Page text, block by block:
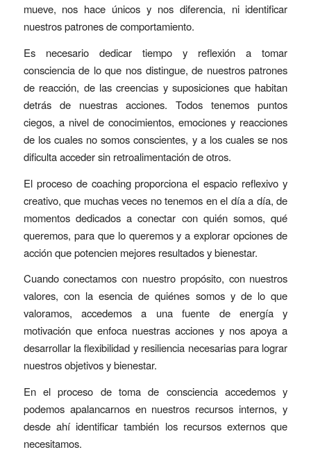
mueve, nos hace únicos y nos diferencia, ni identificar
nuestros patrones de comportamiento.
Es necesario dedicar tiempo y reflexión a tomar
consciencia de lo que nos distingue, de nuestros patrones
de reacción, de las creencias y suposiciones que habitan
detrás de nuestras acciones. Todos tenemos puntos
ciegos, a nivel de conocimientos, emociones y reacciones
de los cuales no somos conscientes, y a los cuales se nos
dificulta acceder sin retroalimentación de otros.
El proceso de coaching proporciona el espacio reflexivo y
creativo, que muchas veces no tenemos en el día a día, de
momentos dedicados a conectar con quién somos, qué
queremos, para que lo queremos y a explorar opciones de
acción que potencien mejores resultados y bienestar.
Cuando conectamos con nuestro propósito, con nuestros
valores, con la esencia de quiénes somos y de lo que
valoramos, accedemos a una fuente de energía y
motivación que enfoca nuestras acciones y nos apoya a
desarrollar la flexibilidad y resiliencia necesarias para lograr
nuestros objetivos y bienestar.
En el proceso de toma de consciencia accedemos y
podemos apalancarnos en nuestros recursos internos, y
desde ahí identificar también los recursos externos que
necesitamos.